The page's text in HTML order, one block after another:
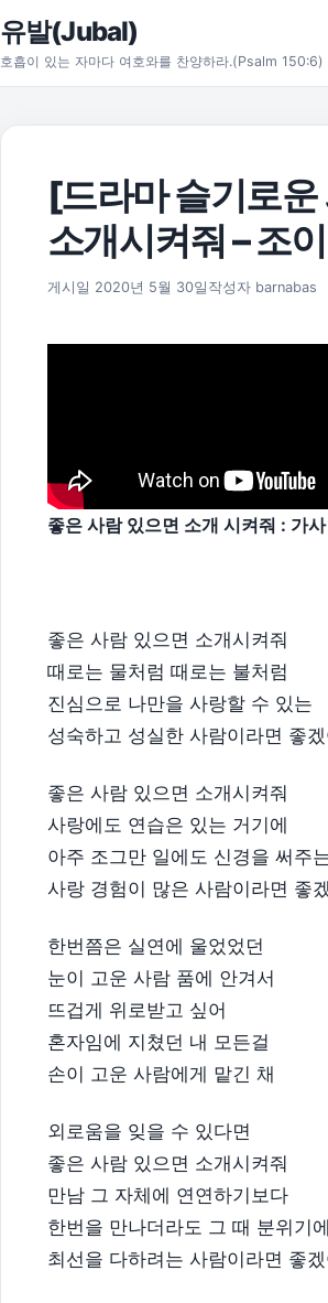
본문으로 건너뛰기
유발(Jubal)
호흡이 있는 자마다 여호와를 찬양하라.(Psalm 150:6)
[드라마 슬기로
소개시켜줘 – 조이
게시일 2020년 5월 30일 2026년 8월 1일
작성자 barnabas
좋은 사람 있으면 소개 시켜줘 : 가사
좋은 사람 있으면 소개시켜줘
때로는 물처럼 때로는 불처럼
진심으로 나만을 사랑할 수 있는
성숙하고 성실한 사람이라면 좋겠
좋은 사람 있으면 소개시켜줘
사랑에도 연습은 있는 거기에
아주 조그만 일에도 신경을 써주
사랑 경험이 많은 사람이라면 좋
한번쯤은 실연에 울었었던
눈이 고운 사람 품에 안겨서
뜨겁게 위로받고 싶어
혼자임에 지쳤던 내 모든걸
손이 고운 사람에게 맡긴 채
외로움을 잊을 수 있다면
좋은 사람 있으면 소개시켜줘
만남 그 자체에 연연하기보다
한번을 만나더라도 그 때 분위기에
최선을 다하려는 사람이라면 좋겠